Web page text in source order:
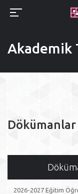
Akademik
Dökümanlar
2026-2027 Eğitim